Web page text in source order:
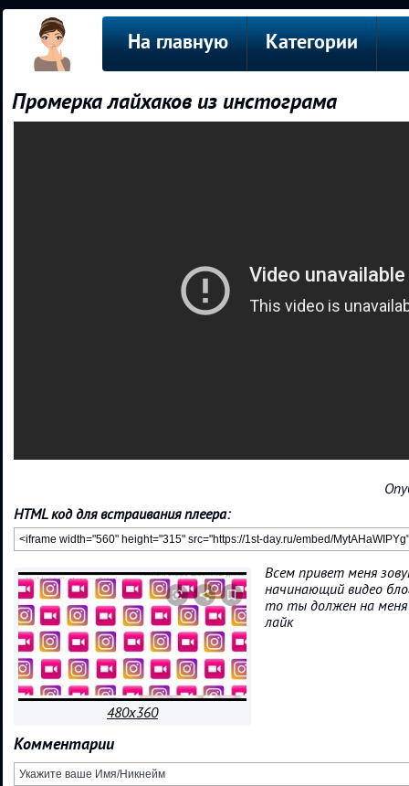
На главную Категории
Промерка лайхаков из инстограма
HTML код для встраивания плеера:
480x360
Всем привет меня
начинающий видео
то ты должен на меня
лайк
Комментарии